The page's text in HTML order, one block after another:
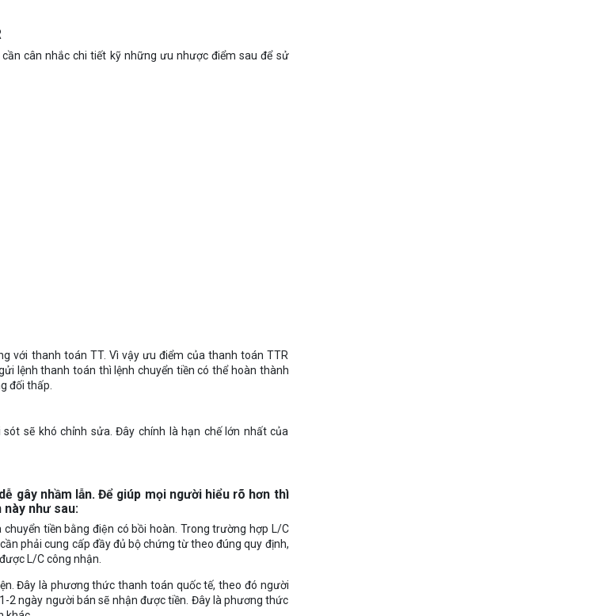
cân nhắc chi tiết kỹ những ưu nhược điểm sau để sử
với thanh toán TT. Vì vậy ưu điểm của thanh toán TTR
lệnh thanh toán thì lệnh chuyển tiền có thể hoàn thành
đối thấp.
sẽ khó chỉnh sửa. Đây chính là hạn chế lớn nhất của
gây nhầm lẫn. Để giúp mọi người hiểu rõ hơn thì
như sau:
tiền bằng điện có bồi hoàn. Trong trường hợp L/C
phải cung cấp đầy đủ bộ chứng từ theo đúng quy định,
L/C công nhận.
Đây là phương thức thanh toán quốc tế, theo đó người
2 ngày người bán sẽ nhận được tiền. Đây là phương thức